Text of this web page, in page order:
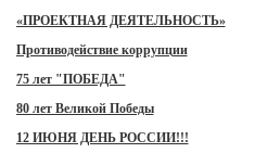
«ПРОЕКТНАЯ ДЕЯТЕЛЬНОСТЬ»
Противодействие коррупции
75 лет "ПОБЕДА"
80 лет Великой Победы
12 ИЮНЯ ДЕНЬ РОССИИ!!!